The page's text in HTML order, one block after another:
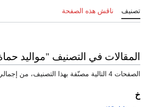
تصنيف ناقش هذه الصفحة
المقالات في التصنيف "مواليد
الصفحات 4 التالية مصنّفة بهذا التصنيف، من إجمالي 4.
خ